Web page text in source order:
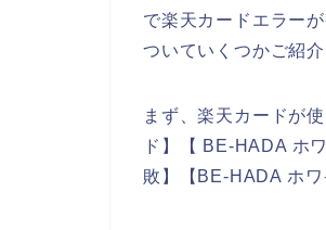
で楽天カードエラー
ついていくつかご紹
まず、楽天カードが
ド】【 BE-HADA ホ
敗】【BE-HADA ホ